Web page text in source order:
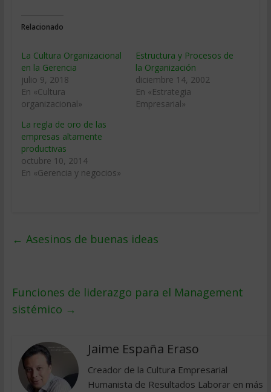
Relacionado
La Cultura Organizacional
en la Gerencia
julio 9, 2018
En «Cultura
organizacional»
Estructura y Procesos de
la Organización
diciembre 14, 2002
En «Estrategia
Empresarial»
La regla de oro de las
empresas altamente
productivas
octubre 10, 2014
En «Gerencia y negocios»
← Asesinos de buenas ideas
Funciones de liderazgo para el Management
sistémico →
Jaime España Eraso
Creador de la Cultura Empresarial
Humanista de Resultados Laborar en más